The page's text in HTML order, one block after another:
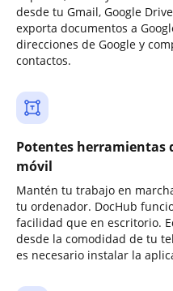
desde tu Gmail, Google
exporta documentos a
direcciones de Google y
contactos.
Potentes herramientas
móvil
Mantén tu trabajo en
tu ordenador. DocHub
facilidad que en escritorio.
desde la comodidad de tu
es necesario instalar la